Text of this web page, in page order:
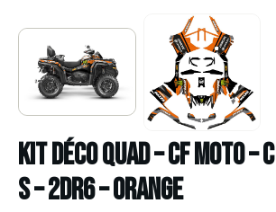
Kit déco Quad – CF MOTO –
S – 2DR6 – ORANGE